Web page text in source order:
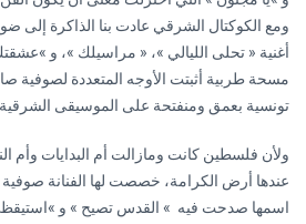
ومع الكوكتال الشرقي عادت بنا الذاكرة إلى
أغنية « تحلى الليالي »، « مراسيلك »، و
مسحة طربية أثبتت الأوجه المتعددة لصوفية
تونسية بعمق ومنفتحة على الموسيقى الشرقية
ولأن فلسطين كانت ومازالت أم البدايات وأم
عندها أرض الكرامة، خصصت لها الفنانة
اسمها صدحت فيه » القدس تصيح » و